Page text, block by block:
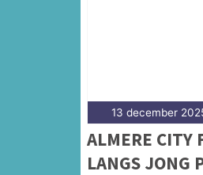
13 december
ALMERE CITY
LANGS JONG